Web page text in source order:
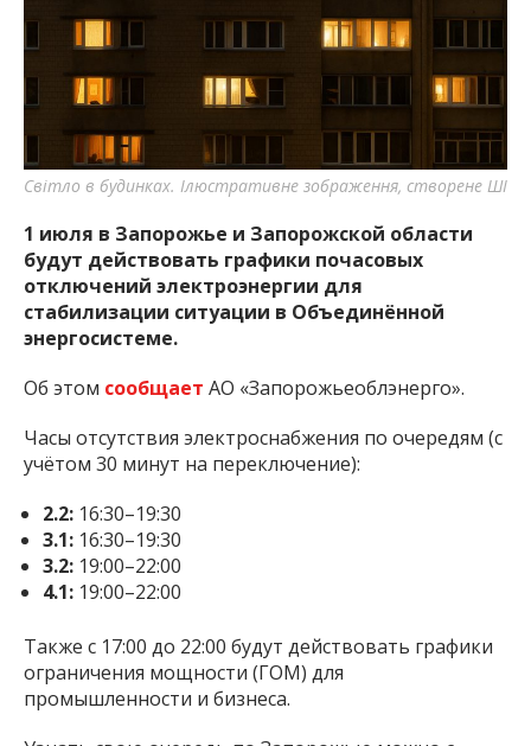
города Запорожья и области.
Світло в будинках. Ілюстративне зображення, створене ШІ
1 июля в Запорожье и Запорожской области
будут действовать графики почасовых
отключений электроэнергии для
стабилизации ситуации в Объединённой
энергосистеме.
Об этом сообщает АО «Запорожьеоблэнерго».
Часы отсутствия электроснабжения по очередям (с
учётом 30 минут на переключение):
2.2: 16:30–19:30
3.1: 16:30–19:30
3.2: 19:00–22:00
4.1: 19:00–22:00
Также с 17:00 до 22:00 будут действовать графики
ограничения мощности (ГОМ) для
промышленности и бизнеса.